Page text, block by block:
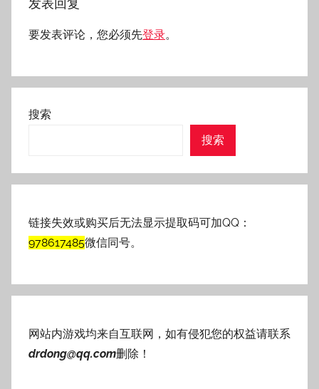
要发表评论，您必须先登录。
搜索
搜索
链接失效或购买后无法显示提取码可加QQ：
978617485微信同号。
网站内游戏均来自互联网，如有侵犯您的权益请联系
drdong@qq.com删除！